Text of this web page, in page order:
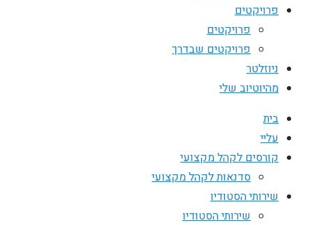
פרויקטים
פרויקטים
פרויקטים שבדרך
ניוזלטר
מהיוטיוב שלי
בית
עליי
קורסים לקהל מקצועי
סדנאות לקהל מקצועי
שירותי הסטודיו
שירותי הסטודיו